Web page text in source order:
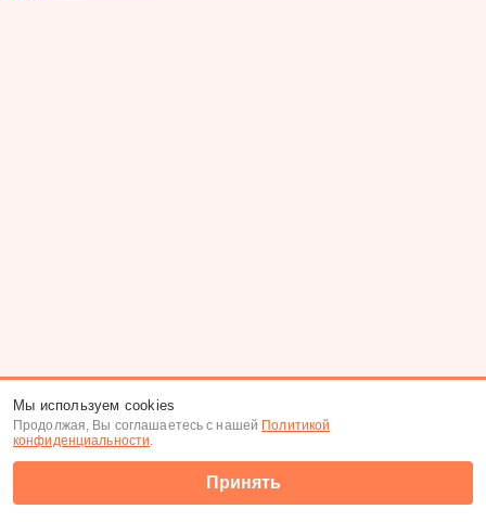
Мы используем cookies
Продолжая, Вы соглашаетесь с нашей Политикой
конфиденциальности.
Принять